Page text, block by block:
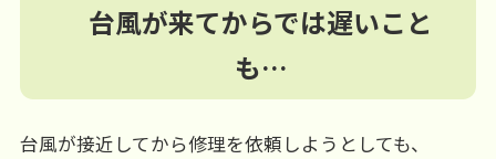
台風が来てからでは遅いこと
も…
台風が接近してから修理を依頼しようとしても、